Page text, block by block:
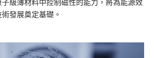
級薄材料中控制磁性的能力，將為能源效
發展奠定基礎。